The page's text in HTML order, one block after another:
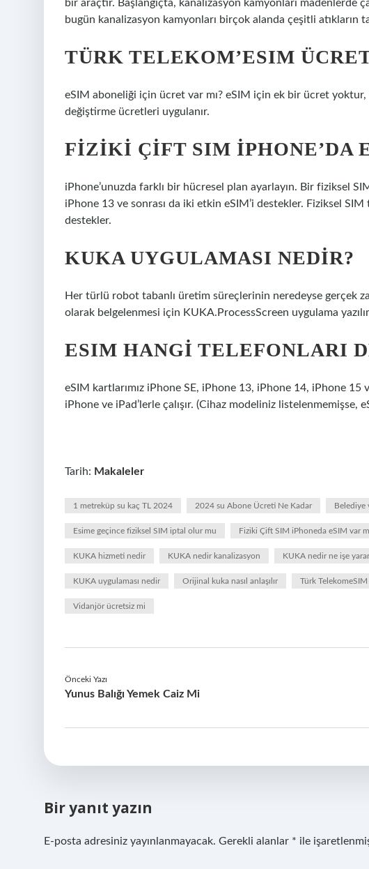
bir araçtır. Başlangıçta, kanalizasyon kamyonları madenlerde
bugün kanalizasyon kamyonları birçok alanda çeşitli atıkların
TÜRK TELEKOM’ESIM
eSIM aboneliği için ücret var mı? eSIM için ek bir ücret
değiştirme ücretleri uygulanır.
FIZIKI ÇIFT SIM IPHONE’DA
iPhone’unuzda farklı bir hücresel plan ayarlayın. Bir fiziksel
iPhone 13 ve sonrası da iki etkin eSIM’i destekler. Fiziksel
destekler.
KUKA UYGULAMASI NEDIR?
Her türlü robot tabanlı üretim süreçlerinin neredeyse gerçek
olarak belgelenmesi için KUKA.ProcessScreen uygulama
ESIM HANGI TELEFONLARI
eSIM kartlarımız iPhone SE, iPhone 13, iPhone 14, iPhone 15
iPhone ve iPad’lerle çalışır. (Cihaz modeliniz listelenmemişse,
Tarih: Makaleler
1 metreküp su kaç TL 2024 2024 su Abone Ücreti Ne Kadar Belediye
Esime geçince fiziksel SIM iptal olur mu Fiziki Çift SIM iPhoneda eSIM var
KUKA hizmeti nedir KUKA nedir kanalizasyon KUKA nedir ne işe yarar
KUKA uygulaması nedir Orijinal kuka nasıl anlaşılır Türk
Vidanjör ücretsiz mi
Önceki Yazı
Yunus Balığı Yemek Caiz Mi
Bir yanıt yazın
E-posta adresiniz yayınlanmayacak. Gerekli alanlar * ile